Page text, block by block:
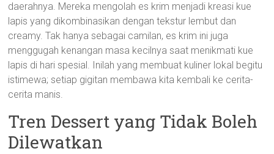
daerahnya. Mereka mengolah es krim menjadi kreasi kue
lapis yang dikombinasikan dengan tekstur lembut dan
creamy. Tak hanya sebagai camilan, es krim ini juga
menggugah kenangan masa kecilnya saat menikmati kue
lapis di hari spesial. Inilah yang membuat kuliner lokal begitu
istimewa; setiap gigitan membawa kita kembali ke cerita-
cerita manis.
Tren Dessert yang Tidak Boleh
Dilewatkan